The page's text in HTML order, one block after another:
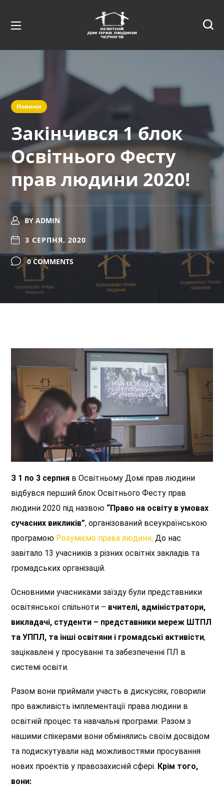
Новини
Закінчився 1 блок
Освітнього Фесту
прав людини 2020!
BY ADMIN
3 СЕРПНЯ, 2020
0 COMMENTS
З 1 по 3 серпня в Освітньому Домі прав людини
відбувся перший блок Освітнього Фесту прав
людини 2020 під назвою “Право на освіту в умовах
сучасних викликів”, організований всеукраїнською
програмою Розуміємо права людини. До нас
завітало 13 учасників з різних освітніх закладів та
громадських організацій.
Основними учасниками заїзду були представники
освітянської спільноти – вчителі, адміністратори,
викладачі, студенти – представники мереж ШТПЛ
та УППЛ, та інші освітяни і громадські активісти,
зацікавлені у просуванні та забезпеченні ПЛ в
системі освіти.
Разом вони приймали участь в дискусіях, говорили
про важливість імплементації права людини в
освітній процес та навчальні програми. Разом з
нашими спікерами вони обмінялись своїм досвідом
та подискутували над можливостями просування
нових проектів у правозахисній сфері. Крім того,
вони: